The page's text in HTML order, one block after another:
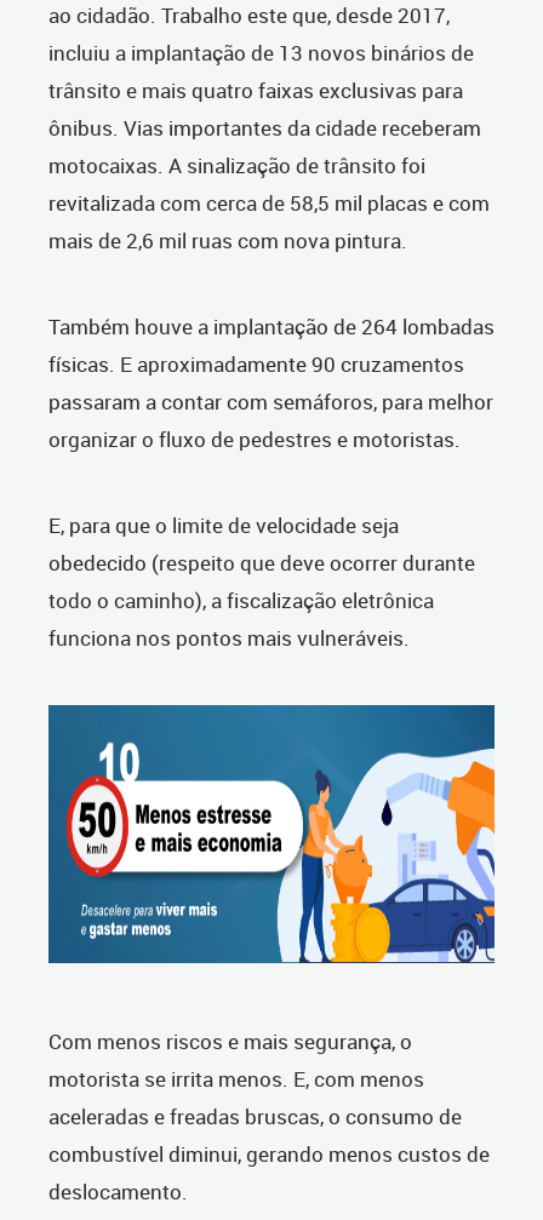
ao cidadão. Trabalho este que, desde 2017,
incluiu a implantação de 13 novos binários de
trânsito e mais quatro faixas exclusivas para
ônibus. Vias importantes da cidade receberam
motocaixas. A sinalização de trânsito foi
revitalizada com cerca de 58,5 mil placas e com
mais de 2,6 mil ruas com nova pintura.
Também houve a implantação de 264 lombadas
físicas. E aproximadamente 90 cruzamentos
passaram a contar com semáforos, para melhor
organizar o fluxo de pedestres e motoristas.
E, para que o limite de velocidade seja
obedecido (respeito que deve ocorrer durante
todo o caminho), a fiscalização eletrônica
funciona nos pontos mais vulneráveis.
Com menos riscos e mais segurança, o
motorista se irrita menos. E, com menos
aceleradas e freadas bruscas, o consumo de
combustível diminui, gerando menos custos de
deslocamento.